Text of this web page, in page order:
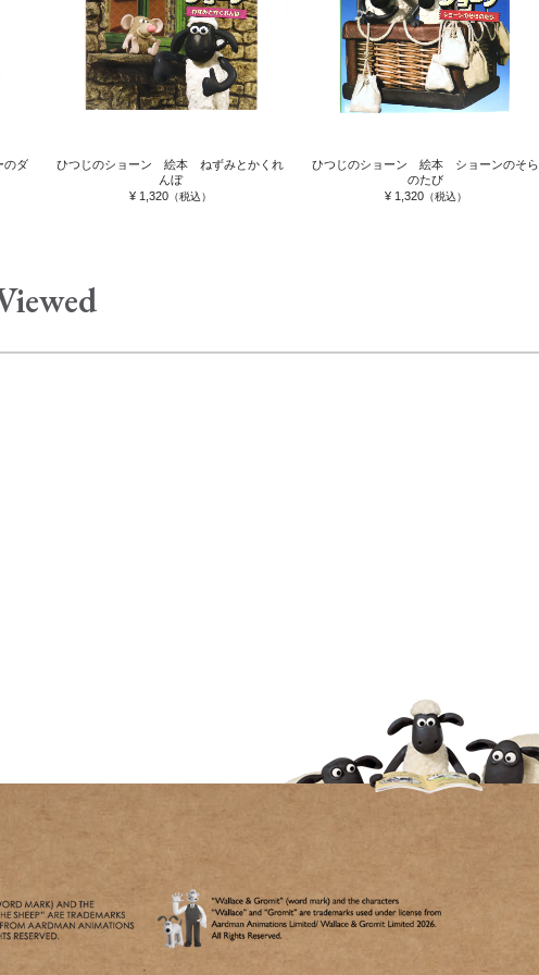
のダ
ひつじのショーン 絵本 ねずみとかくれ
んぼ
¥ 1,320（税込）
ひつじのショーン 絵本 ショーンのそら
のたび
¥ 1,320（税込）